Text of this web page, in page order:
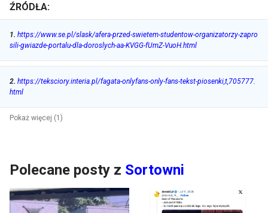
ŹRÓDŁA:
1. https://www.se.pl/slask/afera-przed-swietem-studentow-organizatorzy-zapro
sili-gwiazde-portalu-dla-doroslych-aa-KVGG-fUmZ-VuoH.html
2. https://teksciory.interia.pl/fagata-onlyfans-only-fans-tekst-piosenki,t,705777.
html
Pokaż więcej (1)
Polecane posty z Sortowni